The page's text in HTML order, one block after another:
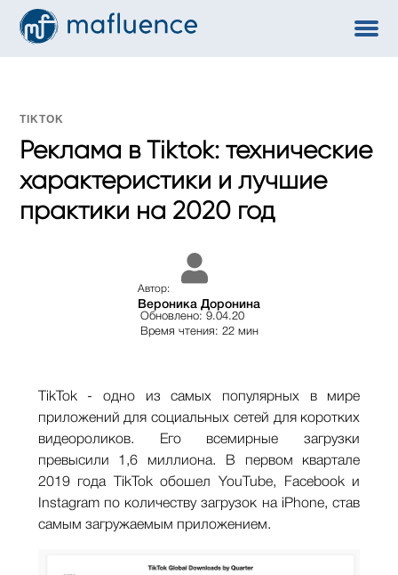
TIKTOK
Реклама в Tiktok: технические
характеристики и лучшие
практики на 2020 год
Автор:
Вероника Доронина
Обновлено: 9.04.20
Время чтения: 22 мин
TikTok - одно из самых популярных в мире
приложений для социальных сетей для коротких
видеороликов. Его всемирные загрузки
превысили 1,6 миллиона. В первом квартале
2019 года TikTok обошел YouTube, Facebook и
Instagram по количеству загрузок на iPhone, став
самым загружаемым приложением.